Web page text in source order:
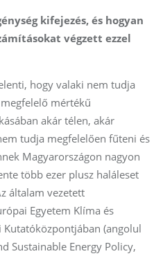
kifejezés, és hogyan
végzett ezzel
hogy valaki nem tudja
mértékű
akár télen, akár
tudja megfelelően fűteni és
Magyarországon nagyon
több ezer plusz haláleset
általam vezetett
Egyetem Klíma és
(angolul
Sustainable Energy Policy,